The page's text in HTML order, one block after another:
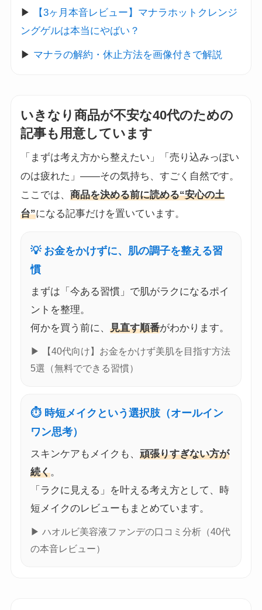
▶
【3ヶ月本音レビュー】マナラホットクレンジ
ングゲルは本当にやばい？
▶ マナラの解約・休止方法を画像付きで解説
いきなり商品が不安な40代のための
記事も用意しています
「まずは考え方から整えたい」「売り込みっぽい
のは疲れた」——その気持ち、すごく自然です。
ここでは、 商品を決める前に読める“安心の土
台”になる記事だけを置いています。
💡 お金をかけずに、肌の調子を整える習
慣
まずは「今ある習慣」で肌がラクになるポイ
ントを整理。
何かを買う前に、 見直す順番がわかります。
▶ 【40代向け】お金をかけず美肌を目指す方法
5選（無料でできる習慣）
⏱ 時短メイクという選択肢（オールイン
ワン思考）
スキンケアもメイクも、 頑張りすぎない方が
続く。
「ラクに見える」を叶える考え方として、時
短メイクのレビューもまとめています。
▶ ハオルビ美容液ファンデの口コミ分析（40代
の本音レビュー）